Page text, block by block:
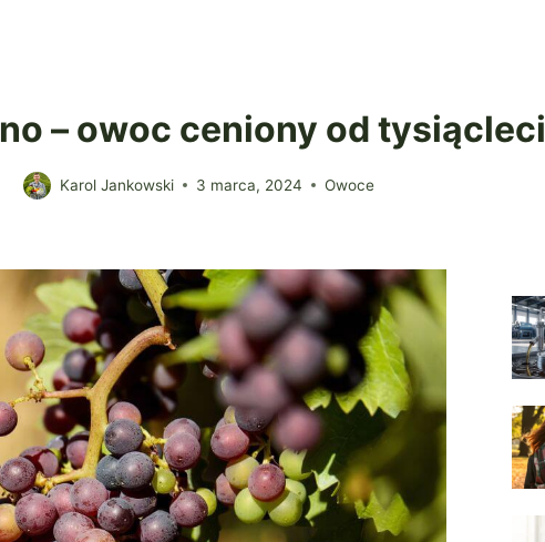
– owoc ceniony od tysiącleci
Karol Jankowski 3 marca, 2024 Owoce